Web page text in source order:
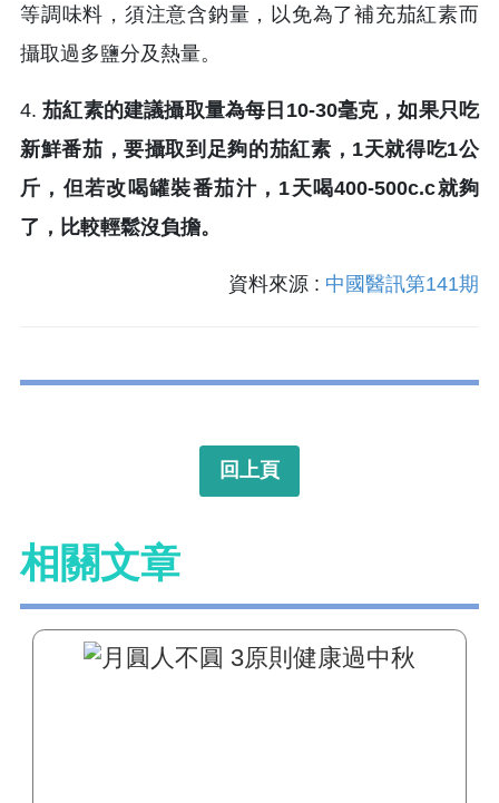
等調味料，須注意含鈉量，以免為了補充茄紅素而
攝取過多鹽分及熱量。
4. 茄紅素的建議攝取量為每日10-30毫克，如果只吃
新鮮番茄，要攝取到足夠的茄紅素，1天就得吃1公
斤，但若改喝罐裝番茄汁，1天喝400-500c.c就夠
了，比較輕鬆沒負擔。
資料來源 : 中國醫訊第141期
回上頁
相關文章